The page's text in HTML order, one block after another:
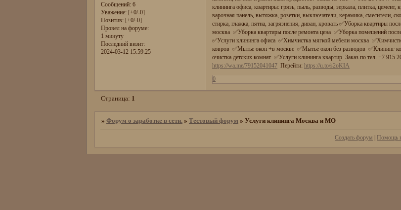
Сообщений:6
Уважение: [+0/-0]
Позитив: [+0/-0]
Провел на форуме:
1 минуту
Последний визит:
2024-03-12 15:59:25
клининга офиса, квартиры: грязь, пыль, разводы, зеркала, плитка,
варочная панель, вытяжка, розетки, выключатели, керамика, смесители,
стирка, глажка, пятна, загрязнения, диван, кровать ✅Уборка квартиры
москва ✅Уборка квартиры после ремонта цена ✅Уборка помещений
✅Услуги клининга офиса ✅Химчистка мягкой мебели москва
ковров ✅Мытье окон +в москве ✅Мытье окон без разводов ✅Клининг
очистка детских комнат ✅Услуги клининга квартир Заказ по тел. +7 915
https://wa.me/79152041047 Перейти:https://u.to/s2oKIA
0
Страница: 1
» Форум о заработке в сети. » Тестовый форум » Услуги клининга Москва и МО
Создать форум Помощь